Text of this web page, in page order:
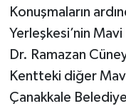
Konuşmaların
Yerleşkesi’nin
Dr. Ramazan
Kentteki diğer
Çanakkale